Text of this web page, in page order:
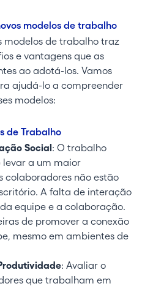
modelos de trabalho
modelos de trabalho traz
e vantagens que as
ao adotá-los. Vamos
ajudá-lo a compreender
modelos:
de Trabalho
Social: O trabalho
levar a um maior
colaboradores não estão
A falta de interação
equipe e a colaboração.
de promover a conexão
mesmo em ambientes de
: Avaliar o
que trabalham em